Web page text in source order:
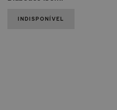
INDISPONÍVEL